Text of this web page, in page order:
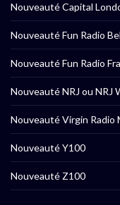
Nouveauté Capital
Nouveauté Fun Radio
Nouveauté Fun Radio
Nouveauté NRJ ou NRJ
Nouveauté Virgin Radio
Nouveauté Y100
Nouveauté Z100